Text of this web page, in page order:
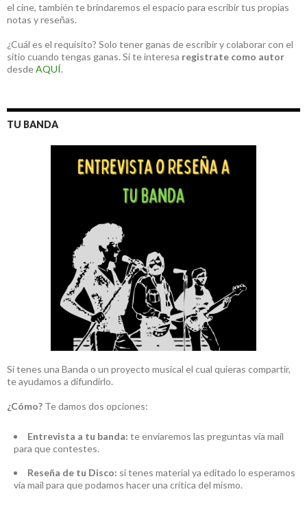
el cine, también te brindaremos el espacio para escribir tus propias
notas y reseñas.
¿Cuál es el requisito? Solo tener ganas de escribir y colaborar con el
sitio cuando tengas ganas. Si te interesa registrate como autor
desdeAQUÍ.
TU BANDA
Si tenes una Banda o un proyecto musical el cual quieras compartir,
te ayudamos a difundirlo.
¿Cómo? Te damos dos opciones:
Entrevista a tu banda: te enviaremos las preguntas vía mail
para que contestes.
Reseña de tu Disco: si tenes material ya editado lo esperamos
vía mail para que podamos hacer una crítica del mismo.